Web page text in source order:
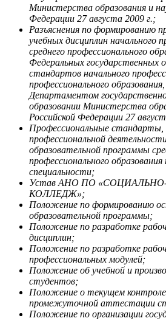
Министерства образования и
Федерации 27 августа 2009 г.;
Разъяснения по формированию
учебных дисциплин начального
среднего профессионального
Федеральных государственных
стандартов начального
профессионального
Департаментом
образовании Министерства
Российской Федерации 27
Профессиональные
профессиональной
образовательной программы
профессионального
специальности;
Устав АНО ПО
КОЛЛЕДЖ»;
Положение по формированию
образовательной программы;
Положение по разработке
дисциплин;
Положение по разработке
профессиональных модулей;
Положение об учебной и
студентов;
Положение о текущем контроле
промежуточной аттестации
Положение по организации